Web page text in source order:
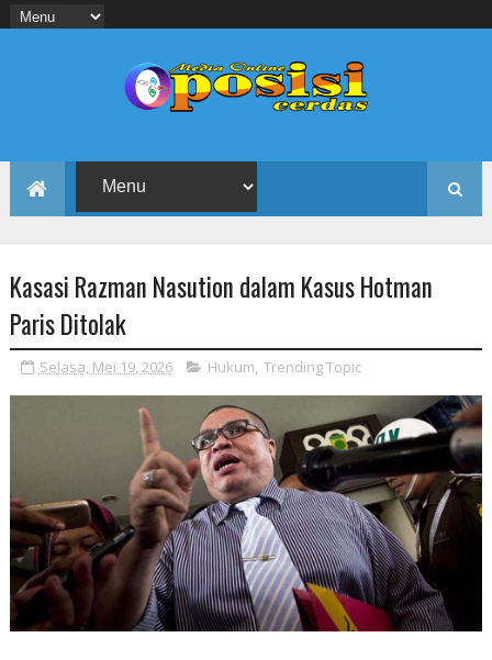
Kasasi Razman Nasution dalam Kasus Hotman
Paris Ditolak
Selasa, Mei 19, 2026 Hukum, Trending Topic